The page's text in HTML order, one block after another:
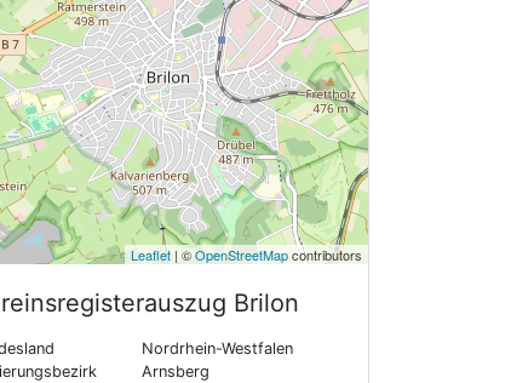
Leaflet | ©OpenStreetMapcontributors
Brilon
Nordrhein-Westfalen
Arnsberg